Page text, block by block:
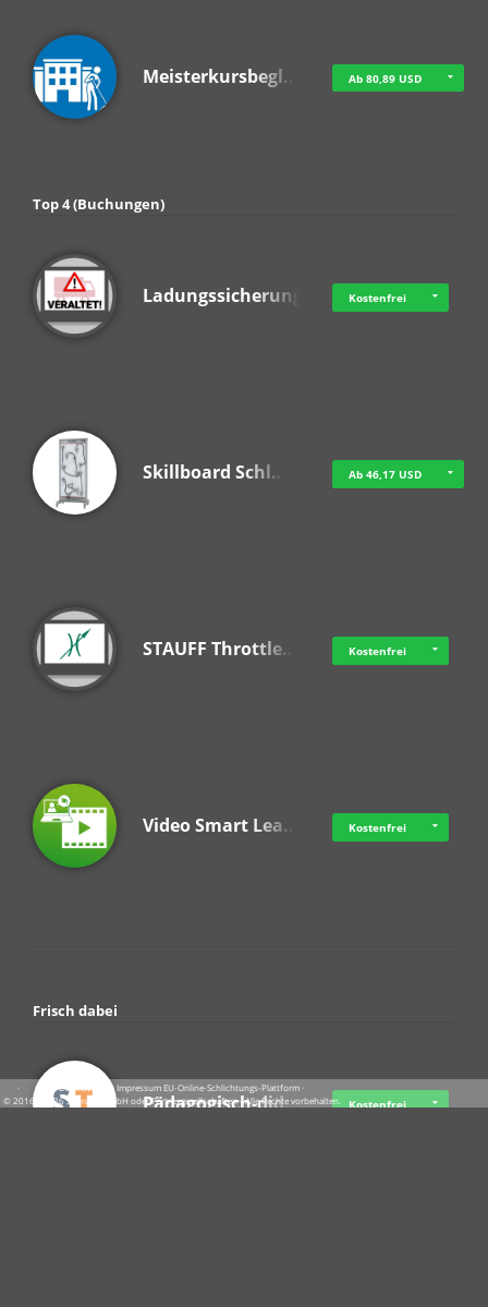
Meisterkursbegl… Ab 80,89 USD
Top 4 (Buchungen)
Ladungssicherung Kostenfrei
Skillboard Schl… Ab 46,17 USD
STAUFF Throttle… Kostenfrei
Video Smart Lea… Kostenfrei
Frisch dabei
Pädagogisch-did… Kostenfrei
· · ·Datenschutz ·Impressum EU-Online-Schlichtungs-Plattform·
© 2016 - 2026 SupraTix GmbH oder Partnergesellschaften - Alle Rechte vorbehalten.